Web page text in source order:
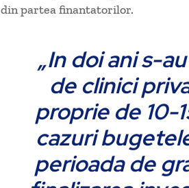
din partea finantatorilor.
„In doi ani s-
de clinici
proprie de 10-
cazuri
perioada de